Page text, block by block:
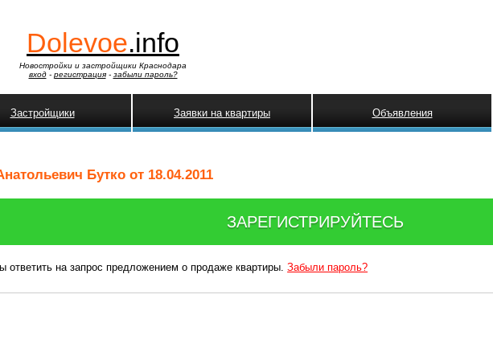
Dolevoe.info
Новостройки и застройщики Краснодара
вход- регистрация- забыли пароль?
Застройщики Заявки на квартиры Объявления
Бутко от 18.04.2011
ЗАРЕГИСТРИРУЙТЕСЬ
ответить на запрос предложением о продаже квартиры.Забыли пароль?